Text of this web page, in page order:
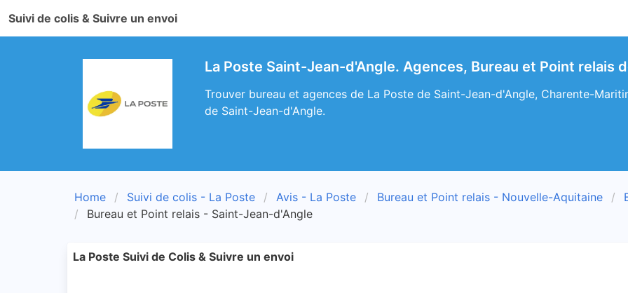
Suivi de colis & Suivre un envoi
La Poste Saint-Jean-d'Angle. Agences, Bureau et Point relais
Trouver bureau et agences de La Poste de Saint-Jean-d'Angle, Charente-
de Saint-Jean-d'Angle.
Home Suivi de colis - La Poste Avis - La Poste Bureau et Point relais - Nouvelle-Aquitaine
Bureau et Point relais - Saint-Jean-d'Angle
La Poste Suivi de Colis & Suivre un envoi